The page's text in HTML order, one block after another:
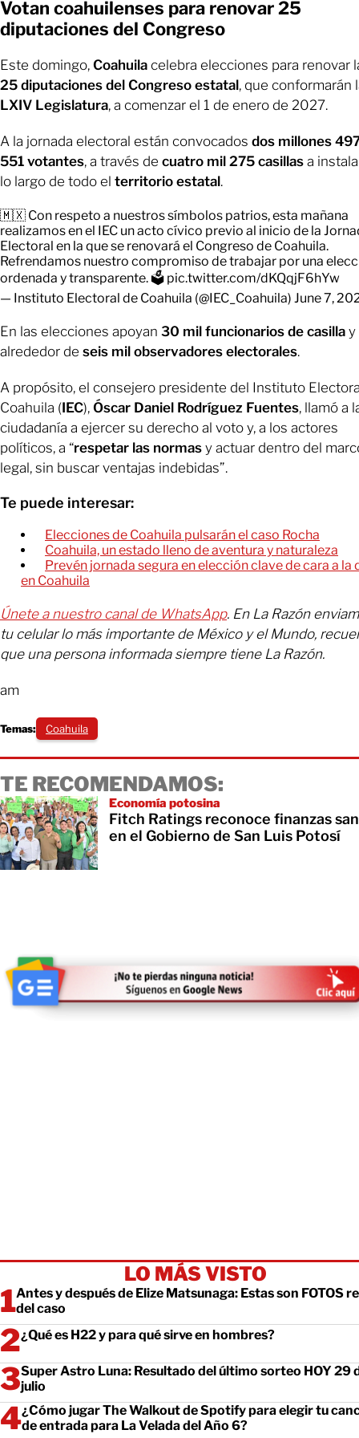
Votan coahuilenses para renovar 25
diputaciones del Congreso
Este domingo, Coahuila celebra elecciones para renovar
25 diputaciones del Congreso estatal, que conformarán
LXIV Legislatura, a comenzar el 1 de enero de 2027.
A la jornada electoral están convocados dos millones
551 votantes, a través de cuatro mil 275 casillas a
lo largo de todo el territorio estatal.
🇲🇽 Con respeto a nuestros símbolos patrios, esta mañana
realizamos en el IEC un acto cívico previo al inicio de la
Electoral en la que se renovará el Congreso de Coahuila.
Refrendamos nuestro compromiso de trabajar por una
ordenada y transparente. 🗳 pic.twitter.com/dKQqjF6hYw
— Instituto Electoral de Coahuila (@IEC_Coahuila) June 7,
En las elecciones apoyan 30 mil funcionarios de casilla y
alrededor de seis mil observadores electorales.
A propósito, el consejero presidente del Instituto
Coahuila (IEC), Óscar Daniel Rodríguez Fuentes, llamó a
ciudadanía a ejercer su derecho al voto y, a los actores
políticos, a “respetar las normas y actuar dentro del
legal, sin buscar ventajas indebidas”.
Te puede interesar:
Elecciones de Coahuila pulsarán el caso Rocha
Coahuila, un estado lleno de aventura y naturaleza
Prevén jornada segura en elección clave de cara a la
en Coahuila
Únete a nuestro canal de WhatsApp. En La Razón
tu celular lo más importante de México y el Mundo,
que una persona informada siempre tiene La Razón.
am
Temas: Coahuila
TE RECOMENDAMOS:
Economía potosina
Fitch Ratings reconoce finanzas
en el Gobierno de San Luis Potosí
LO MÁS VISTO
Antes y después de Elize Matsunaga: Estas son FOTOS
del caso
¿Qué es H22 y para qué sirve en hombres?
Super Astro Luna: Resultado del último sorteo HOY 29
julio
¿Cómo jugar The Walkout de Spotify para elegir tu
de entrada para La Velada del Año 6?